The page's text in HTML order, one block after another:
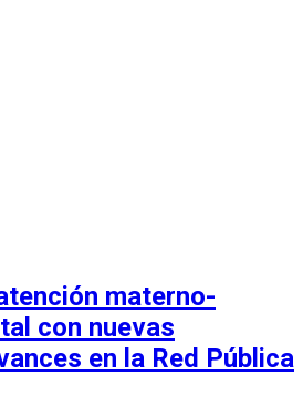
materno-
con nuevas
en la Red Pública